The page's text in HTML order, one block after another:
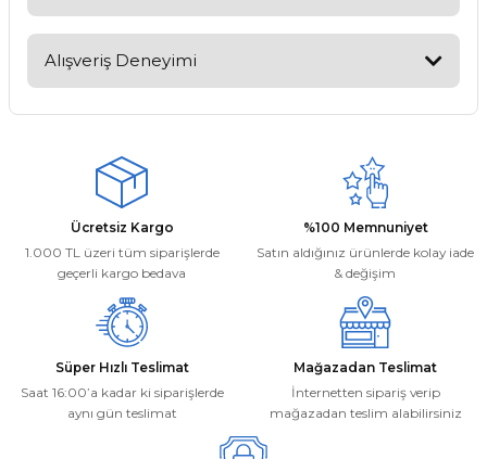
kullanarak tarafımıza iletebilirsiniz.
Görüş ve önerileriniz için teşekkür ederiz.
Ürün açıklamasında eksik bilgiler bulunuyor.
Ürün bilgilerinde hatalar bulunuyor.
Ürün fiyatı diğer sitelerden daha pahalı.
Bu ürüne benzer farklı alternatifler olmalı.
Alışveriş Deneyimi
verin, size ulaşamıyorum.
Mehmet Kayış | 17/02/2026
Deneyimini Paylaş
Ücretsiz Kargo
1.000 TL üzeri tüm siparişlerde
geçerli kargo bedava
%100 Memnuniyet
Satın aldığınız ürünlerde kolay iade
& değişim
Süper Hızlı Teslimat
Saat 16:00’a kadar ki siparişlerde
aynı gün teslimat
Mağazadan Teslimat
İnternetten sipariş verip
mağazadan teslim alabilirsiniz